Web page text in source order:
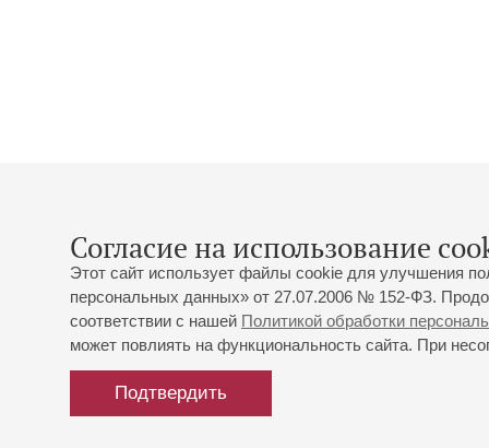
Согласие на использование
Этот сайт использует файлы cookie для улучшения
персональных данных» от 27.07.2006 № 152-ФЗ.
соответствии с нашей Политикой обработки
может повлиять на функциональность сайта. При
Подтвердить